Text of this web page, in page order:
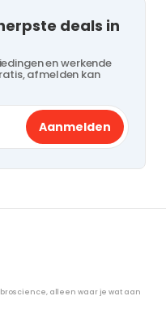
deals in
en werkende
afmelden kan
Aanmelden
alleen waar je wat aan